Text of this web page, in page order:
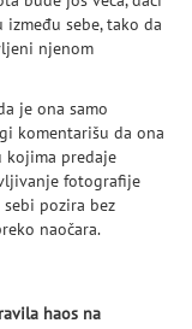
sebe, tako da
njenom
je ona samo
komentarišu da ona
kojima predaje
fotografije
pozira bez
naočara.
haos na